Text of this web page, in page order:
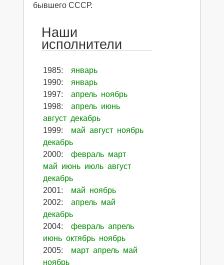
бывшего СССР.
Наши
исполнители
1985:
январь
1990:
январь
1997: апрель ноябрь
1998: апрель июнь
август декабрь
1999: май август ноябрь
декабрь
2000: февраль март
май июнь июль август
декабрь
2001: май ноябрь
2002: апрель май
декабрь
2004: февраль апрель
июнь октябрь ноябрь
2005: март апрель май
ноябрь